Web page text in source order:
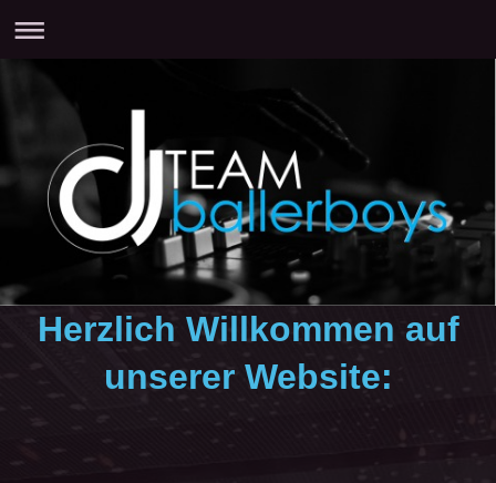
Herzlich Willkommen auf
unserer Website: